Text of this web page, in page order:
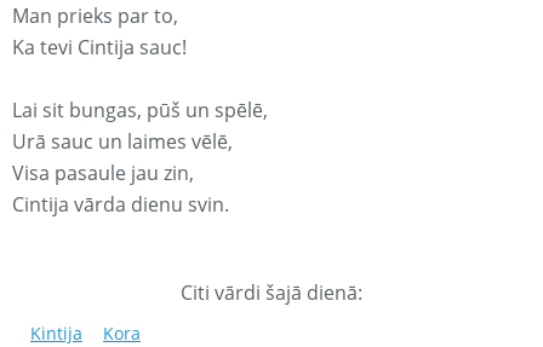
Man prieks par to,
Ka tevi Cintija sauc!
Lai sit bungas, pūš un spēlē,
Urā sauc un laimes vēlē,
Visa pasaule jau zin,
Cintija vārda dienu svin.
Citi vārdi šajā dienā:
Kintija Kora